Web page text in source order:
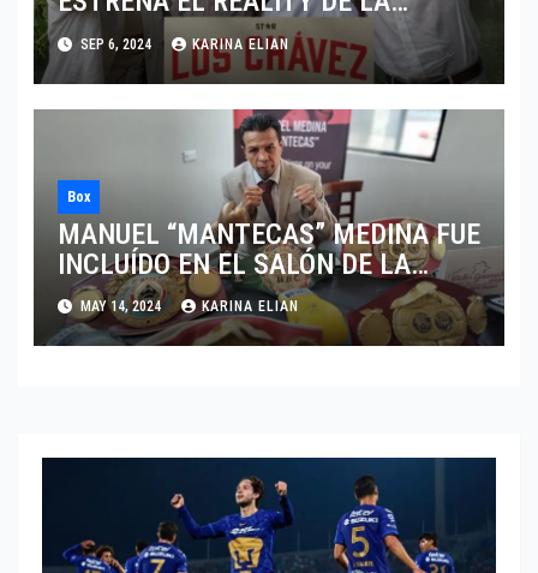
LEYENDA DEL BOXEO MEXICANO
“LOS CHÁVEZ”
SEP 6, 2024 KARINA ELIAN
Box
MANUEL “MANTECAS” MEDINA FUE
INCLUÍDO EN EL SALÓN DE LA
FAMA DEL BOXEO
MAY 14, 2024 KARINA ELIAN